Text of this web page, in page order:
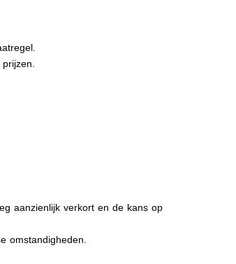
aanzienlijk verkort en de kans op
omstandigheden.